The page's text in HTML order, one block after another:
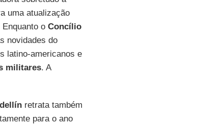
uma atualização
Enquanto o Concílio
novidades do
latino-americanos e
militares. A
retrata também
para o ano